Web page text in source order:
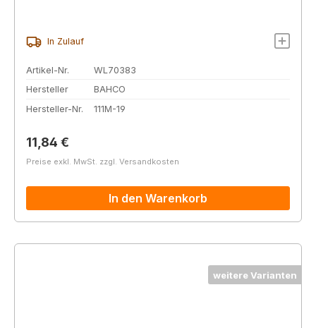
In Zulauf
Artikel-Nr.
WL70383
Hersteller
BAHCO
Hersteller-Nr.
111M-19
Regulärer Preis:
11,84 €
Preise exkl. MwSt. zzgl. Versandkosten
In den Warenkorb
weitere Varianten